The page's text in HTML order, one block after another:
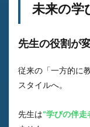
未来の学
先生の役割が
従来の「一方的に
スタイルへ。
先生は“学びの伴走